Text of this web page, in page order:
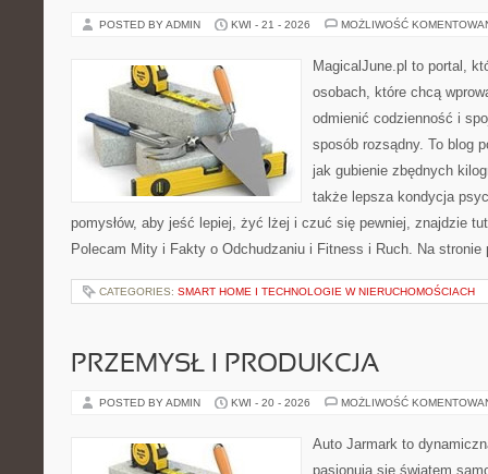
POSTED BY ADMIN KWI - 21 - 2026 MOŻLIWOŚĆ
MagicalJune.pl to portal,
osobach, które chcą
odmienić codzienność i
sposób rozsądny. To blog
jak gubienie zbędnych
także lepsza kondycja
pomysłów, aby jeść lepiej, żyć lżej i czuć się pewniej, znajdzie
Polecam Mity i Fakty o Odchudzaniu i Fitness i Ruch. Na
CATEGORIES: SMART HOME I TECHNOLOGIE W NIERUCHOMOŚCIACH
PRZEMYSŁ I PRODUKCJA
POSTED BY ADMIN KWI - 20 - 2026 MOŻLIWOŚĆ
Auto Jarmark to
pasjonują się światem